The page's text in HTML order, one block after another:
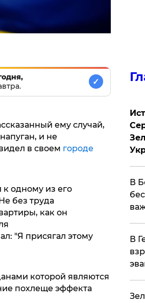
✓
ему случай,
и не
в своем городе
одному из его
без труда
как он
"Я присягал этому
которой являются
похлеще эффекта
В
В